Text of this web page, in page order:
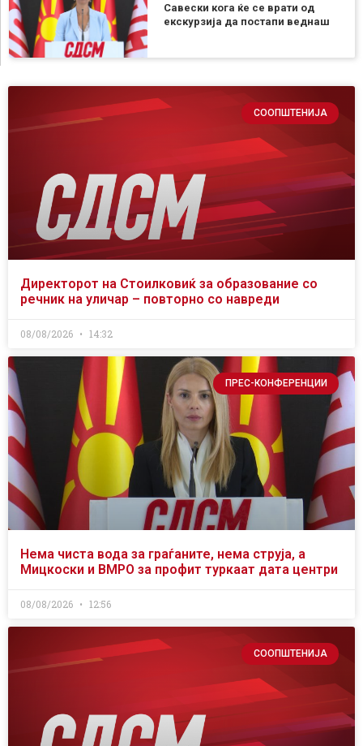
Савески кога ќе се врати од
екскурзија да постапи веднаш
СООПШТЕНИЈА
Директорот на Стоилковиќ за образование со
речник на уличар – повторно со навреди
08/08/2026 14:32
ПРЕС-КОНФЕРЕНЦИИ
Нема чиста вода за граѓаните, нема струја, а
Мицкоски и ВМРО за профит туркаат дата центри
08/08/2026 12:56
СООПШТЕНИЈА